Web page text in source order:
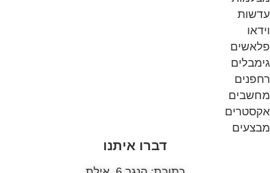
עדשות
וידאו
פלאשים
גימבלים
רחפנים
מחשבים
אקסטרים
מבצעים
דברו איתנו